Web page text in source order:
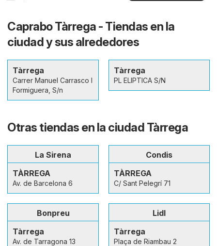
Caprabo Tàrrega - Tiendas en la
ciudad y sus alrededores
Tàrrega
Carrer Manuel Carrasco I
Formiguera, S/n
Tàrrega
PL ELIPTICA S/N
Otras tiendas en la ciudad Tàrrega
La Sirena
TÀRREGA
Av. de Barcelona 6
Condis
TÀRREGA
C/ Sant Pelegrí 71
Bonpreu
Tàrrega
Av. de Tarragona 13
Lidl
Tàrrega
Plaça de Riambau 2